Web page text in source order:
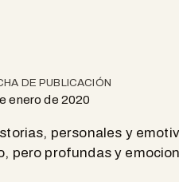
DE PUBLICACIÓN
enero de 2020
personales y
pero profundas y